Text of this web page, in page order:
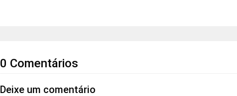
0 Comentários
Deixe um comentário